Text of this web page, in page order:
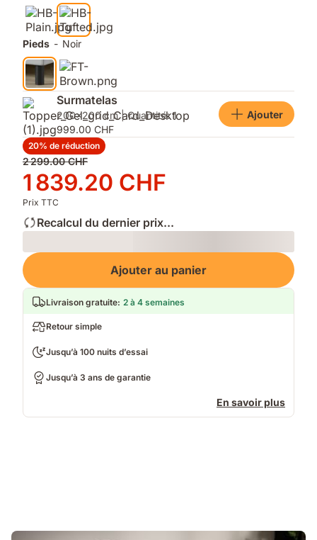
lavable.
8
pieds.
Matériel
de
montage
inclus.
Pieds - Noir
Surmatelas
200x200 cm | Quantité: 1
999.00 CHF
Ajouter
20% de réduction
Prix
d'origine
2 299.00 CHF
2 299.00 CHF
Prix
1 839.20 CHF
1 839.20 CHF
Prix TTC
Recalcul du dernier prix...
Loading
Ajouter au panier
Livraison gratuite: 2 à 4 semaines
Retour simple
Jusqu’à 100 nuits d’essai
Jusqu’à 3 ans de garantie
En savoir plus